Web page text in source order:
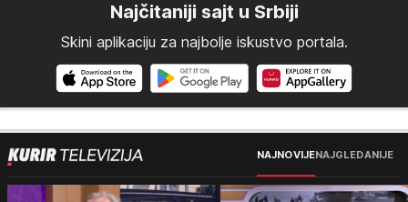
Najčitaniji sajt u Srbiji
Skini aplikaciju za najbolje iskustvo portala.
NAJNOVIJENAJGLEDANIJE